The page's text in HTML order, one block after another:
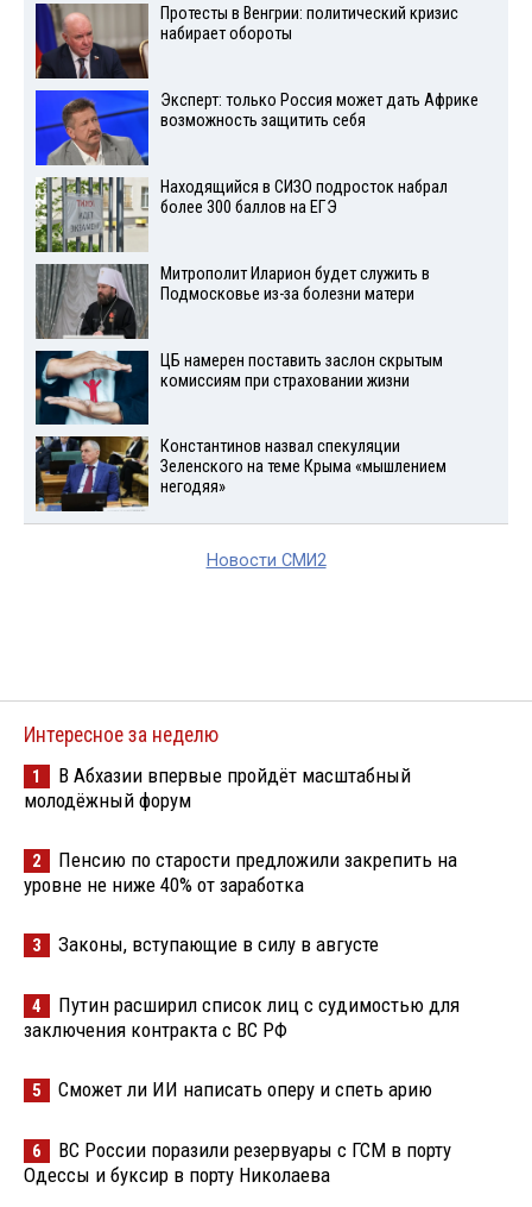
Протесты в Венгрии: политический кризис
набирает обороты
Эксперт: только Россия может дать Африке
возможность защитить себя
Находящийся в СИЗО подросток набрал
более 300 баллов на ЕГЭ
Митрополит Иларион будет служить в
Подмосковье из-за болезни матери
ЦБ намерен поставить заслон скрытым
комиссиям при страховании жизни
Константинов назвал спекуляции
Зеленского на теме Крыма «мышлением
негодяя»
Новости СМИ2
Интересное за неделю
1
В Абхазии впервые пройдёт масштабный
молодёжный форум
2
Пенсию по старости предложили закрепить на
уровне не ниже 40% от заработка
3 Законы, вступающие в силу в августе
4
Путин расширил список лиц с судимостью для
заключения контракта с ВС РФ
5 Сможет ли ИИ написать оперу и спеть арию
6
ВС России поразили резервуары с ГСМ в порту
Одессы и буксир в порту Николаева